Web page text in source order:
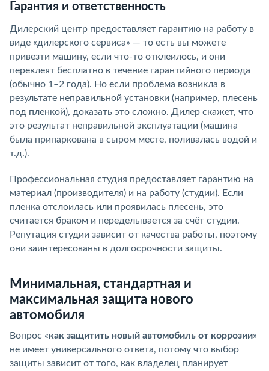
Гарантия и ответственность
Дилерский центр предоставляет гарантию на работу в
виде «дилерского сервиса» — то есть вы можете
привезти машину, если что-то отклеилось, и они
переклеят бесплатно в течение гарантийного периода
(обычно 1–2 года). Но если проблема возникла в
результате неправильной установки (например, плесень
под пленкой), доказать это сложно. Дилер скажет, что
это результат неправильной эксплуатации (машина
была припаркована в сыром месте, поливалась водой и
т.д.).
Профессиональная студия предоставляет гарантию на
материал (производителя) и на работу (студии). Если
пленка отслоилась или проявилась плесень, это
считается браком и переделывается за счёт студии.
Репутация студии зависит от качества работы, поэтому
они заинтересованы в долгосрочности защиты.
Минимальная, стандартная и
максимальная защита нового
автомобиля
Вопрос «как защитить новый автомобиль от коррозии»
не имеет универсального ответа, потому что выбор
защиты зависит от того, как владелец планирует